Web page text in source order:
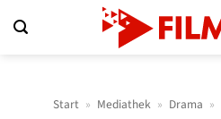
Inhalt
Start » Mediathek » Drama »